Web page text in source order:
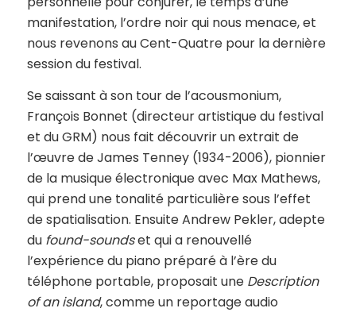
manifestation, l’ordre noir qui nous menace, et
nous revenons au Cent-Quatre pour la dernière
session du festival.
Se saissant à son tour de l’acousmonium,
François Bonnet (directeur artistique du festival
et du GRM) nous fait découvrir un extrait de
l’œuvre de James Tenney (1934-2006), pionnier
de la musique électronique avec Max Mathews,
qui prend une tonalité particulière sous l’effet
de spatialisation. Ensuite Andrew Pekler, adepte
du found-soundset qui a renouvellé
l’expérience du piano préparé à l’ère du
téléphone portable, proposait une Description
of an island, comme un reportage audio